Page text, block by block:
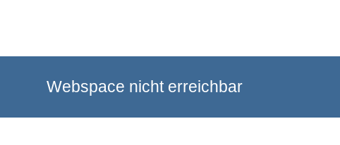
Webspace nicht erreichbar